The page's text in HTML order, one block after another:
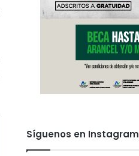
Síguenos en Instagram